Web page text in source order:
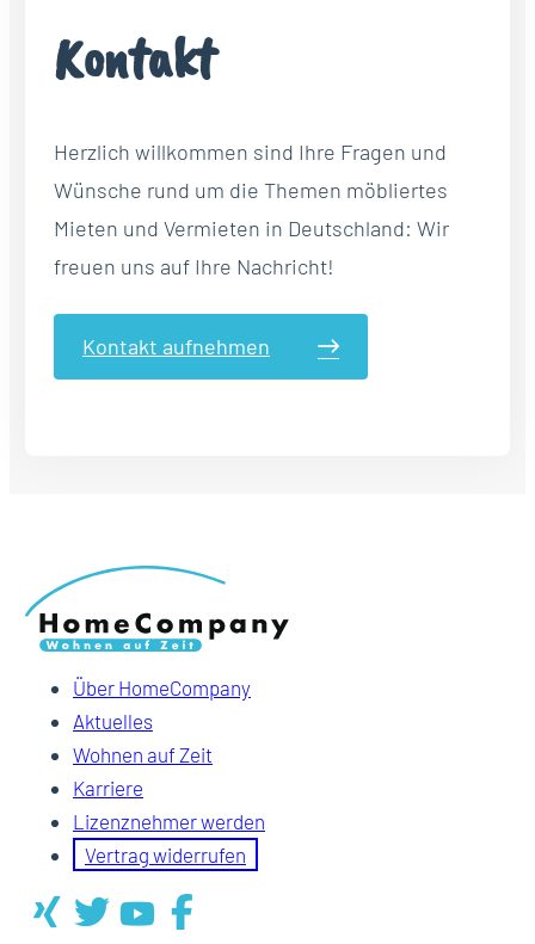
Kontakt
Herzlich willkommen sind Ihre Fragen und
Wünsche rund um die Themen möbliertes
Mieten und Vermieten in Deutschland: Wir
freuen uns auf Ihre Nachricht!
Kontakt aufnehmen
Über HomeCompany
Aktuelles
Wohnen auf Zeit
Karriere
Lizenznehmer werden
Vertrag widerrufen